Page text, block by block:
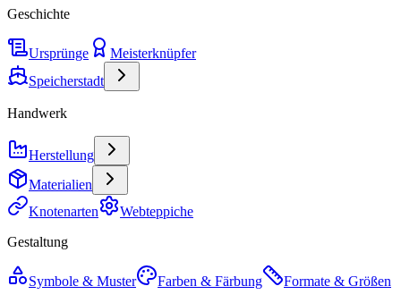
Geschichte
Ursprünge
Meisterknüpfer
Speicherstadt
Handwerk
Herstellung
Materialien
Knotenarten
Webteppiche
Gestaltung
Symbole & Muster Farben & Färbung
Formate & Größen